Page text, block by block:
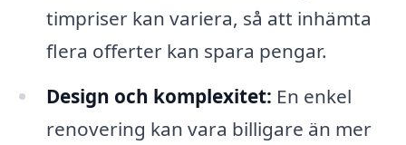
timpriser kan variera, så att inhämta
flera offerter kan spara pengar.
Design och komplexitet: En enkel
renovering kan vara billigare än mer